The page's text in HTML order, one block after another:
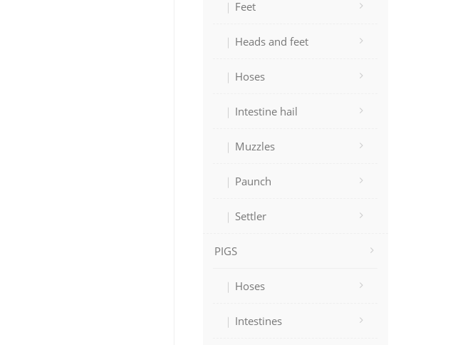
Feet
Heads and feet
Hoses
Intestine hail
Muzzles
Paunch
Settler
PIGS
Hoses
Intestines